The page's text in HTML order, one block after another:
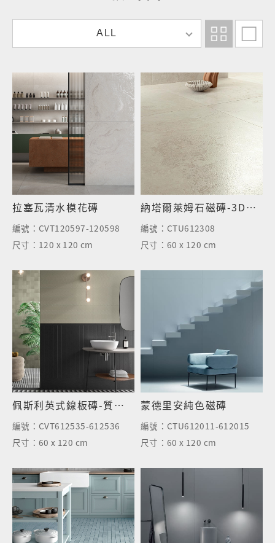
色
找
磚
ALL
拉塞瓦清水模花磚
編號： CVT120597-120598
尺寸： 120 x 120 cm
納塔爾萊姆石磁磚-3D半拋面
編號： CTU612308
尺寸：60 x 120 cm
佩斯利英式線板磚-質調黑
編號： CVT612535-612536
尺寸：60 x 120 cm
蒙德里安純色磁磚
編號： CTU612011-612015
尺寸：60 x 120 cm